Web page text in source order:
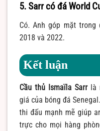
5. Sarr có đá World
Có. Anh góp mặt trong
2018 và 2022.
Kết luận
Cầu thủ Ismaïla Sarrlà
giá của bóng đá
thi đấu mạnh mẽ giúp
trực cho mọi hàng